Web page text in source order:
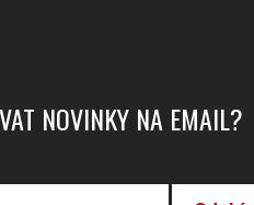
NOVINKY NA EMAIL?